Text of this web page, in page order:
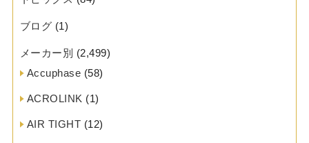
ブログ (1)
メーカー別 (2,499)
Accuphase (58)
ACROLINK (1)
AIR TIGHT (12)